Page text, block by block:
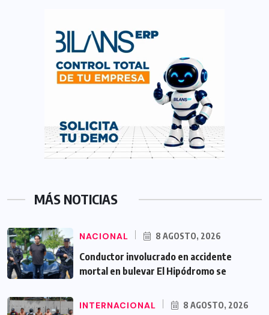
MÁS NOTICIAS
NACIONAL 8 AGOSTO, 2026
Conductor involucrado en accidente
mortal en bulevar El Hipódromo se
INTERNACIONAL 8 AGOSTO, 2026